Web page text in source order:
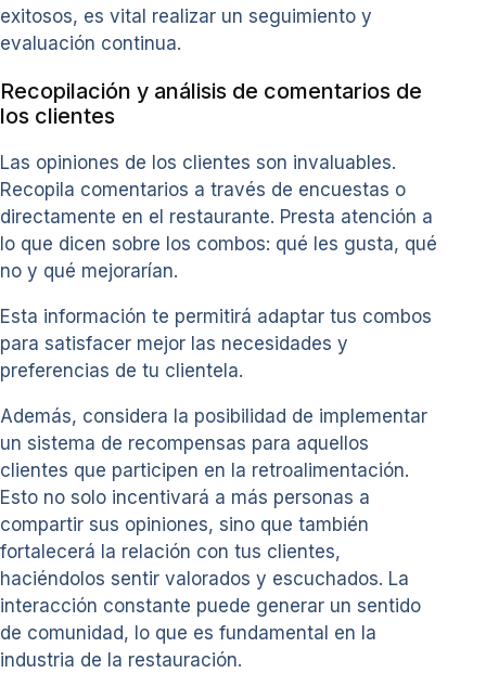
exitosos, es vital realizar un seguimiento y
evaluación continua.
Recopilación y análisis de comentarios de
los clientes
Las opiniones de los clientes son invaluables.
Recopila comentarios a través de encuestas o
directamente en el restaurante. Presta atención a
lo que dicen sobre los combos: qué les gusta, qué
no y qué mejorarían.
Esta información te permitirá adaptar tus combos
para satisfacer mejor las necesidades y
preferencias de tu clientela.
Además, considera la posibilidad de implementar
un sistema de recompensas para aquellos
clientes que participen en la retroalimentación.
Esto no solo incentivará a más personas a
compartir sus opiniones, sino que también
fortalecerá la relación con tus clientes,
haciéndolos sentir valorados y escuchados. La
interacción constante puede generar un sentido
de comunidad, lo que es fundamental en la
industria de la restauración.